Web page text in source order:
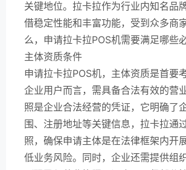
关键地位。拉卡拉作为行业内知名品
借稳定性能和丰富功能，受到众多商
么，申请拉卡拉POS机需要满足哪些
主体资质条件
申请拉卡拉POS机，主体资质是首要
企业用户而言，需具备合法有效的营
照是企业合法经营的凭证，它明确了
围、注册地址等关键信息，拉卡拉通
照，确保申请主体是在法律框架内开
低业务风险。同时，企业还需提供组